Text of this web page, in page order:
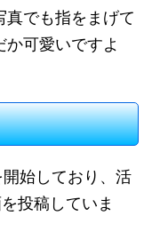
真でも指をまげて
か可愛いですよ
始しており、活
投稿していま